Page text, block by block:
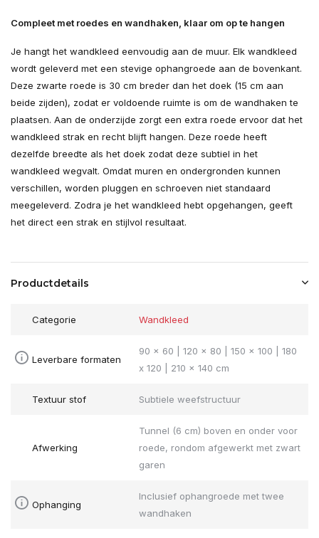
Compleet met roedes en wandhaken, klaar om op te hangen
Je hangt het wandkleed eenvoudig aan de muur. Elk wandkleed
wordt geleverd met een stevige ophangroede aan de bovenkant.
Deze zwarte roede is 30 cm breder dan het doek (15 cm aan
beide zijden), zodat er voldoende ruimte is om de wandhaken te
plaatsen. Aan de onderzijde zorgt een extra roede ervoor dat het
wandkleed strak en recht blijft hangen. Deze roede heeft
dezelfde breedte als het doek zodat deze subtiel in het
wandkleed wegvalt. Omdat muren en ondergronden kunnen
verschillen, worden pluggen en schroeven niet standaard
meegeleverd. Zodra je het wandkleed hebt opgehangen, geeft
het direct een strak en stijlvol resultaat.
Productdetails
Categorie Wandkleed
Leverbare formaten
90 x 60 | 120 x 80 | 150 x 100 | 180
x 120 | 210 x 140 cm
Textuur stof Subtiele weefstructuur
Afwerking
Tunnel (6 cm) boven en onder voor
roede, rondom afgewerkt met zwart
garen
Ophanging
Inclusief ophangroede met twee
wandhaken